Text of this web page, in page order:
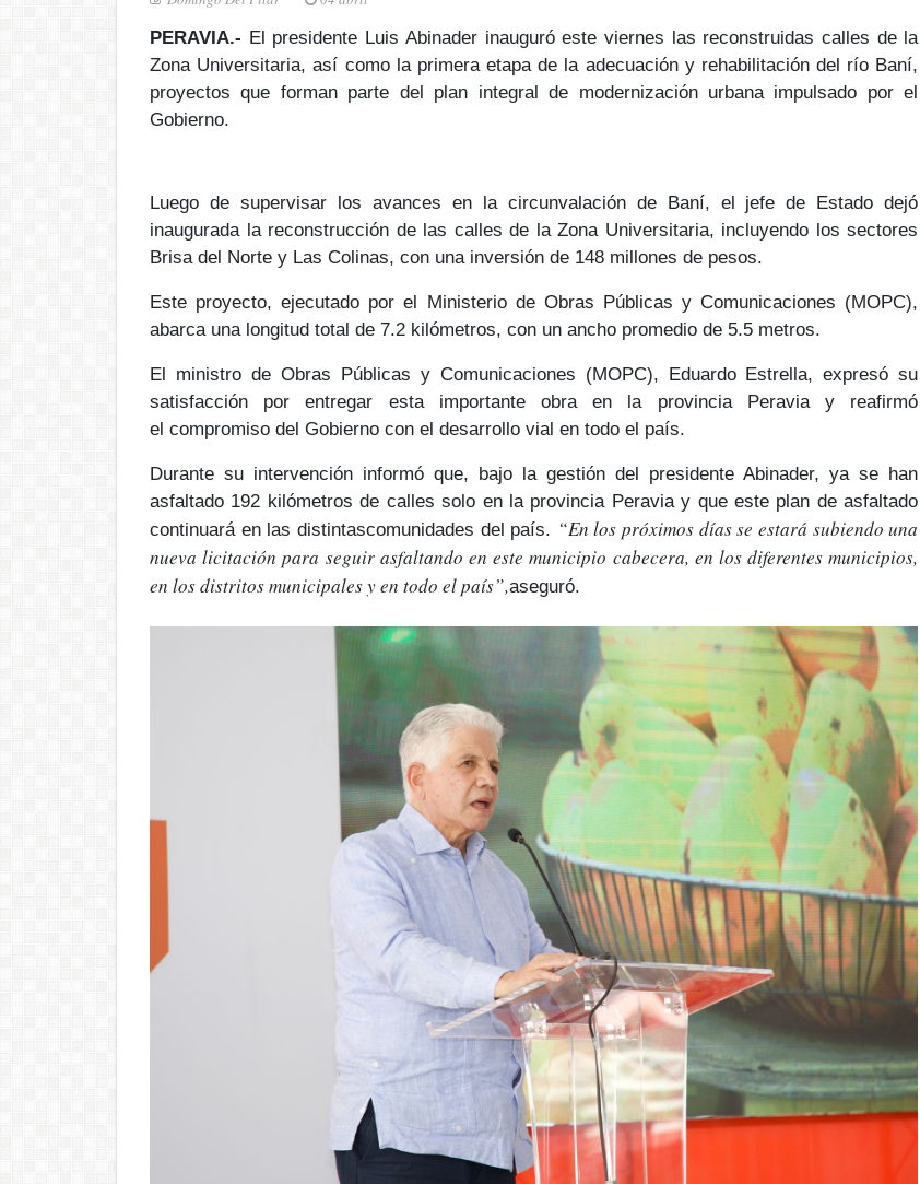
PERAVIA.- El presidente Luis Abinader inauguró este viernes las reconstruidas calles de la
Zona Universitaria, así como la primera etapa de la adecuación y rehabilitación del río Baní,
proyectos que forman parte del plan integral de modernización urbana impulsado por el
Gobierno.
Luego de supervisar los avances en la circunvalación de Baní, el jefe de Estado dejó
inaugurada la reconstrucción de las calles de la Zona Universitaria, incluyendo los sectores
Brisa del Norte y Las Colinas, con una inversión de 148 millones de pesos.
Este proyecto, ejecutado por el Ministerio de Obras Públicas y Comunicaciones (MOPC),
abarca una longitud total de 7.2 kilómetros, con un ancho promedio de 5.5 metros.
El ministro de Obras Públicas y Comunicaciones (MOPC), Eduardo Estrella, expresó su
satisfacción por entregar esta importante obra en la provincia Peravia y reafirmó
el compromiso del Gobierno con el desarrollo vial en todo el país.
Durante su intervención informó que, bajo la gestión del presidente Abinader, ya se han
asfaltado 192 kilómetros de calles solo en la provincia Peravia y que este plan de asfaltado
continuará en las distintascomunidades del país. “En los próximos días se estará subiendo una
nueva licitación para seguir asfaltando en este municipio cabecera, en los diferentes municipios,
en los distritos municipales y en todo el país”,aseguró.